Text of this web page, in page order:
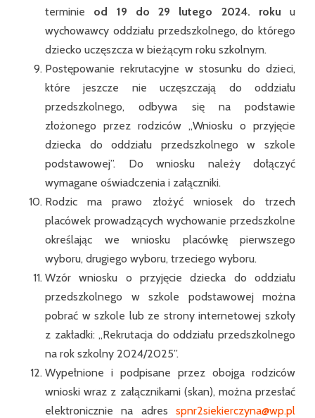
terminie od 19 do 29 lutego 2024. roku u
wychowawcy oddziału przedszkolnego, do którego
dziecko uczęszcza w bieżącym roku szkolnym.
Postępowanie rekrutacyjne w stosunku do dzieci,
które jeszcze nie uczęszczają do oddziału
przedszkolnego, odbywa się na podstawie
złożonego przez rodziców ,,Wniosku o przyjęcie
dziecka do oddziału przedszkolnego w szkole
podstawowej”. Do wniosku należy dołączyć
wymagane oświadczenia i załączniki.
Rodzic ma prawo złożyć wniosek do trzech
placówek prowadzących wychowanie przedszkolne
określając we wniosku placówkę pierwszego
wyboru, drugiego wyboru, trzeciego wyboru.
Wzór wniosku o przyjęcie dziecka do oddziału
przedszkolnego w szkole podstawowej można
pobrać w szkole lub ze strony internetowej szkoły
z zakładki: „Rekrutacja do oddziału przedszkolnego
na rok szkolny 2024/2025”.
Wypełnione i podpisane przez obojga rodziców
wnioski wraz z załącznikami (skan), można przesłać
elektronicznie na adres spnr2siekierczyna@wp.pl